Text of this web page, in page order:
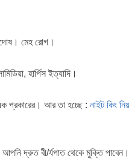
মেহ রোগ।
হার্পিস ইত্যাদি।
প্রকারের। আর তা হচ্ছে : নাইট কিং
দ্রুত বী/র্যপাত থেকে মুক্তি